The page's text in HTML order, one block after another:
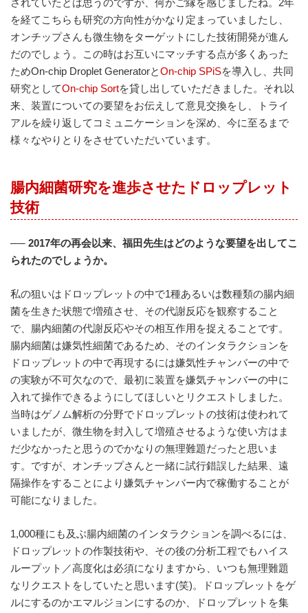
されていたとは思うのですが、何かご縁を感じましたね。2年
を経てこちらも研究の方向性がかなり定まっていましたし、
オンチップさんも微生物をターゲットにした技術開発が進ん
だのでしょう。この時はお互いにマッチする点が多くあった
ためOn-chip Droplet GeneratorとOn-chip SPiSを導入し、共同
研究としてOn-chip Sortを貸し出していただきました。それ以
来、装置についての要望をお伝えして意見交換をし、トライ
アルを繰り返してコミュニケーションを深め、今に至るまで
様々なやりとりをさせていただいています。
腸内細菌研究を進歩させたドロップレット
技術
── 2017年の再会以来、福田先生はどのような要望を出してこ
られたのでしょうか。
私の狙いはドロップレットの中で1種あるいは数種類の腸内細
菌を生きた状態で増殖させ、その代謝反応を観察すること
で、腸内細菌の代謝反応やその相互作用を捉えることです。
腸内細菌は嫌気性細菌であるため、そのインタラクションを
ドロップレットの中で再現するには嫌気性チャンバーの中で
の実験が不可欠なので、最初に装置を嫌気チャンバーの中に
入れて操作できるようにしてほしいとリクエストしました。
当時はゲノム解析の分野でドロップレットの技術は使われて
いましたが、微生物を封入して増殖させるような使い方はま
だ少なかったと思うのでかなりの無理難題だったと思いま
す。ですが、オンチップさんと一緒に試行錯誤した結果、遠
隔操作をすることにより嫌気チャンバー内で稼働することが
可能になりました。
1,000種にも及ぶ腸内細菌のインタラクションを調べるには、
ドロップレットの作製技術や、その後の分析工程でもハイス
ループット／高度化は必須になりますから、いつも無理難題
なリクエストをしていたと思います(笑)。ドロップレットをゲ
ルにするのかエマルジョンにするのか、ドロップレットを集